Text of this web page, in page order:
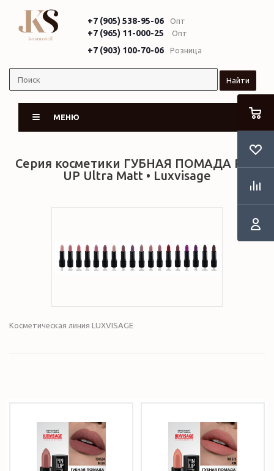
+7 (905) 538-95-06 Опт
+7 (965) 11-000-25 Опт
+7 (903) 100-70-06 Розница
Найти
МЕНЮ
Серия косметики ГУБНАЯ ПОМАДА PIN-
UP Ultra Matt • Luxvisage
Косметическая линия LUXVISAGE